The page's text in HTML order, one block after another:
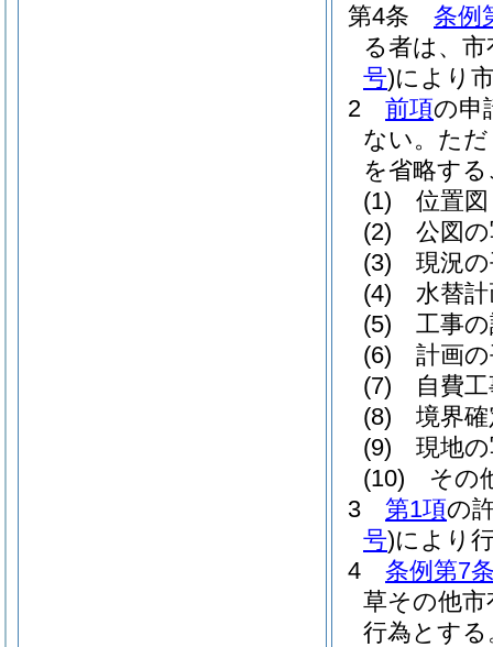
第4条
条例
る者は、
号)により
2
前項の申
ない。 た
を省略す
(1)
位置図
(2)
公図
(3)
現況
(4)
水替
(5)
工事
(6)
計画
(7)
自費
(8)
境界
(9)
現地
(10)
その
3
第1項の
号)により
4
条例第7
草その他
行為とする